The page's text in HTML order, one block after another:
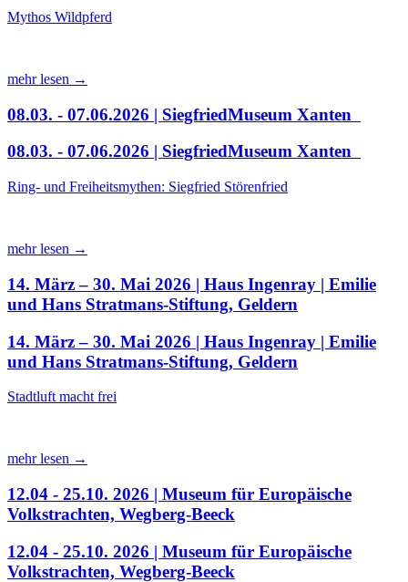
Mythos Wildpferd
mehr lesen →
08.03. - 07.06.2026 | SiegfriedMuseum Xanten
08.03. - 07.06.2026 | SiegfriedMuseum Xanten
Ring- und Freiheitsmythen: Siegfried Störenfried
mehr lesen →
14. März – 30. Mai 2026 | Haus Ingenray | Emilie
und Hans Stratmans-Stiftung, Geldern
14. März – 30. Mai 2026 | Haus Ingenray | Emilie
und Hans Stratmans-Stiftung, Geldern
Stadtluft macht frei
mehr lesen →
12.04 - 25.10. 2026 | Museum für Europäische
Volkstrachten, Wegberg-Beeck
12.04 - 25.10. 2026 | Museum für Europäische
Volkstrachten, Wegberg-Beeck